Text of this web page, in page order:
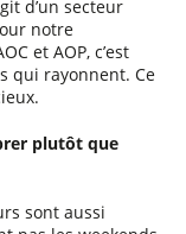
d’un secteur
notre
et AOP, c’est
qui rayonnent. Ce
plutôt que
sont aussi